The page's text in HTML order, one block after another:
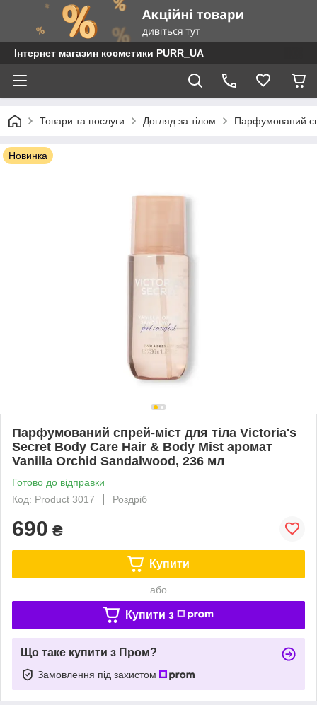
Інтернет магазин косметики PURR_UA
Товари та послуги Догляд за тілом Парфумований
Новинка
Парфумований спрей-міст для тіла Victoria's
Secret Body Care Hair & Body Mist аромат
Vanilla Orchid Sandalwood, 236 мл
Готово до відправки
Код: Product 3017
Роздріб
690 ₴
Купити
або
Купити з
Що таке купити з Пром?
Замовлення під захистом